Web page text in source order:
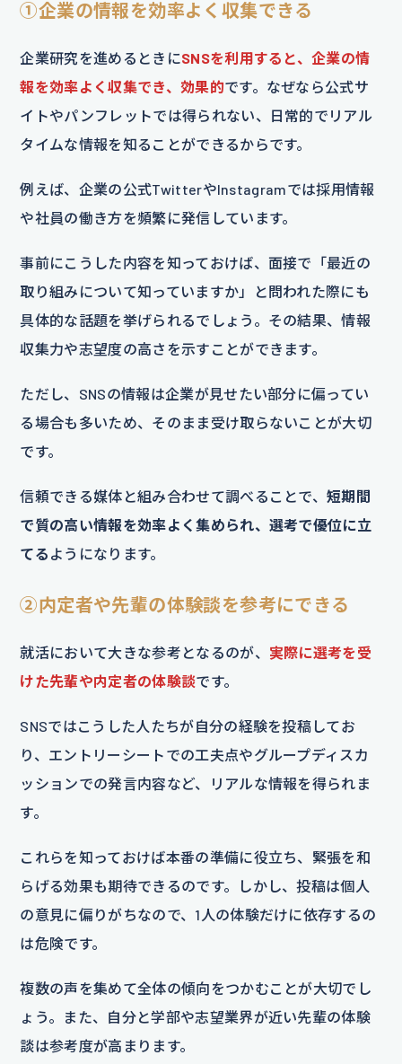
①企業の情報を効率よく収集できる
企業研究を進めるときにSNSを利用すると、企業の情
報を効率よく収集でき、効果的です。なぜなら公式サ
イトやパンフレットでは得られない、日常的でリアル
タイムな情報を知ることができるからです。
例えば、企業の公式TwitterやInstagramでは採用情報
や社員の働き方を頻繁に発信しています。
事前にこうした内容を知っておけば、面接で「最近の
取り組みについて知っていますか」と問われた際にも
具体的な話題を挙げられるでしょう。その結果、情報
収集力や志望度の高さを示すことができます。
ただし、SNSの情報は企業が見せたい部分に偏ってい
る場合も多いため、そのまま受け取らないことが大切
です。
信頼できる媒体と組み合わせて調べることで、短期間
で質の高い情報を効率よく集められ、選考で優位に立
てる ようになります。
②内定者や先輩の体験談を参考にできる
就活において大きな参考となるのが、 実際に選考を受
けた先輩や内定者の体験談です。
SNSではこうした人たちが自分の経験を投稿してお
り、エントリーシートでの工夫点やグループディスカ
ッションでの発言内容など、リアルな情報を得られま
す。
これらを知っておけば本番の準備に役立ち、緊張を和
らげる効果も期待できるのです。しかし、投稿は個人
の意見に偏りがちなので、1人の体験だけに依存するの
は危険です。
複数の声を集めて全体の傾向をつかむことが大切でし
ょう。また、自分と学部や志望業界が近い先輩の体験
談は参考度が高まります。